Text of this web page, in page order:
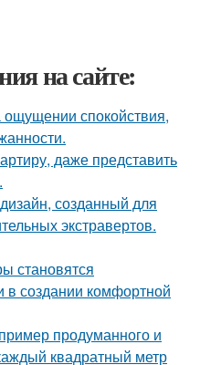
на сайте:
ощущении спокойствия,
даже представить
созданный для
экстравертов.
становятся
создании комфортной
продуманного и
квадратный метр